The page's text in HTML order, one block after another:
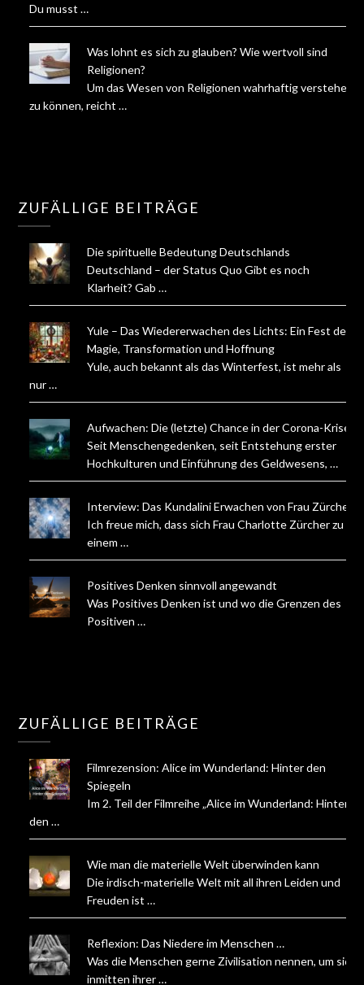
Du musst …
Was lohnt es sich zu glauben? Wie wertvoll sind
Religionen?
Um das Wesen von Religionen wahrhaftig verstehen
zu können, reicht …
ZUFÄLLIGE BEITRÄGE
Die spirituelle Bedeutung Deutschlands
Deutschland – der Status Quo Gibt es noch
Klarheit? Gab …
Yule – Das Wiedererwachen des Lichts: Ein Fest der
Magie, Transformation und Hoffnung
Yule, auch bekannt als das Winterfest, ist mehr als
nur …
Aufwachen: Die (letzte) Chance in der Corona-Krise
Seit Menschengedenken, seit Entstehung erster
Hochkulturen und Einführung des Geldwesens, …
Interview: Das Kundalini Erwachen von Frau Zürcher
Ich freue mich, dass sich Frau Charlotte Zürcher zu
einem …
Positives Denken sinnvoll angewandt
Was Positives Denken ist und wo die Grenzen des
Positiven …
ZUFÄLLIGE BEITRÄGE
Filmrezension: Alice im Wunderland: Hinter den
Spiegeln
Im 2. Teil der Filmreihe „Alice im Wunderland: Hinter
den …
Wie man die materielle Welt überwinden kann
Die irdisch-materielle Welt mit all ihren Leiden und
Freuden ist …
Reflexion: Das Niedere im Menschen …
Was die Menschen gerne Zivilisation nennen, um sich
inmitten ihrer …